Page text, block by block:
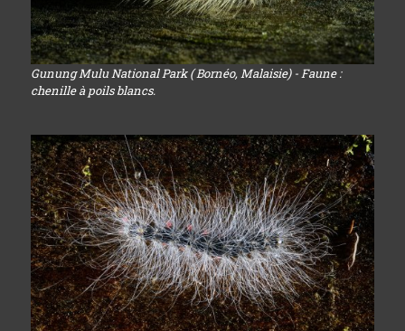
Gunung Mulu National Park ( Bornéo, Malaisie) - Faune :
chenille à poils blancs.